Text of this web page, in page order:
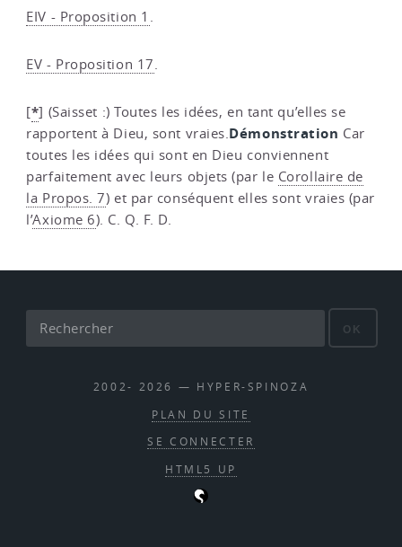
EIV - Proposition 1
EV - Proposition 17.
[*] (Saisset :) Toutes les idées, en tant qu’elles se
rapportent à Dieu, sont vraies.Démonstration Car
toutes les idées qui sont en Dieu conviennent
parfaitement avec leurs objets (par le Corollaire de
la Propos. 7) et par conséquent elles sont vraies (par
l’Axiome 6). C. Q. F. D.
OK
2002- 2026 — HYPER-SPINOZA
PLAN DU SITE
SE CONNECTER
HTML5 UP